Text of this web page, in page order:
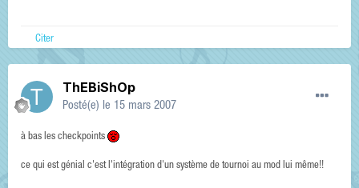
Citer
ThEBiShOp
Posté(e) le 15 mars 2007
à bas les checkpoints
ce qui est génial c'est l'intégration d'un système de tournoi au mod lui même!!